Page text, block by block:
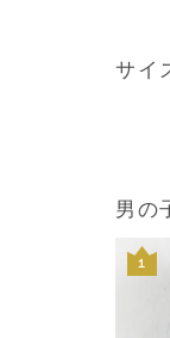
サイ
男の
１